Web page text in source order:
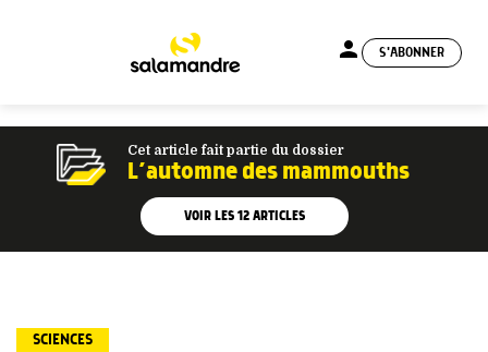
person S'ABONNER
Cet article fait partie du dossier
L’automne des mammouths
VOIR LES 12ARTICLES
SCIENCES